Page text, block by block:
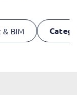
& BIM